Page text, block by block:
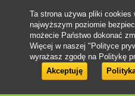
Ta strona używa pliki cookies
najwyższym poziomie
możecie Państwo dokonać
Więcej w naszej "Polityce
wyrażasz zgodę na Politykę
Akceptuję